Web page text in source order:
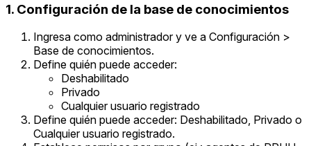
1. Configuración de la base de conocimientos
Ingresa como administrador y ve a Configuración >
Base de conocimientos.
Define quién puede acceder:
Deshabilitado
Privado
Cualquier usuario registrado
Define quién puede acceder: Deshabilitado, Privado o
Cualquier usuario registrado.